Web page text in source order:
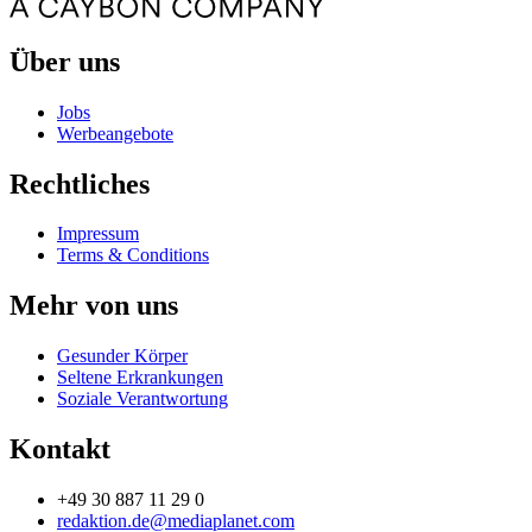
Über uns
Jobs
Werbeangebote
Rechtliches
Impressum
Terms & Conditions
Mehr von uns
Gesunder Körper
Seltene Erkrankungen
Soziale Verantwortung
Kontakt
+49 30 887 11 29 0
redaktion.de@mediaplanet.com